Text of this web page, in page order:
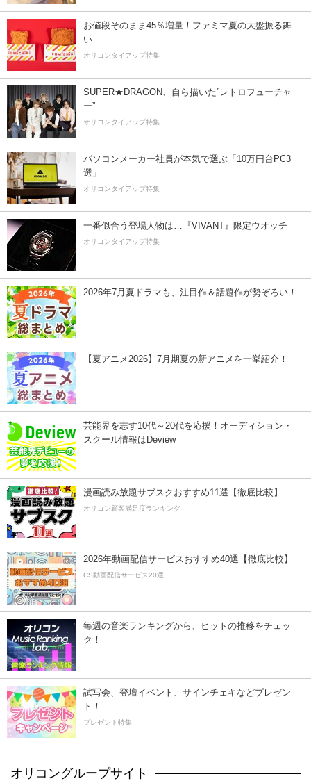
お値段そのまま45％増量！ファミマ夏の大盤振る舞
い
オリコンタイアップ特集
SUPER★DRAGON、自ら描いた”レトロフューチャ
ー”
オリコンタイアップ特集
パソコンメーカー社員が本気で選ぶ「10万円台PC3
選」
オリコンタイアップ特集
一番似合う登場人物は…『VIVANT』限定ウオッチ
オリコンタイアップ特集
2026年7月夏ドラマも、注目作＆話題作が勢ぞろい！
【夏アニメ2026】7月期夏の新アニメを一挙紹介！
芸能界を志す10代～20代を応援！オーディション・
スクール情報はDeview
漫画読み放題サブスクおすすめ11選【徹底比較】
オリコン顧客満足度ランキング
2026年動画配信サービスおすすめ40選【徹底比較】
CS動画配信サービス20選
毎週の音楽ランキングから、ヒットの推移をチェッ
ク！
試写会、登壇イベント、サインチェキなどプレゼン
ト！
プレゼント特集
オリコングループサイト